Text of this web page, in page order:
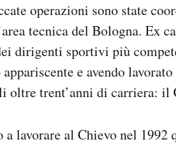
operazioni sono state
tecnica del Bologna. Ex
dirigenti sportivi più
e avendo
oltre trent’anni di carriera: il
lavorare al Chievo nel 1992